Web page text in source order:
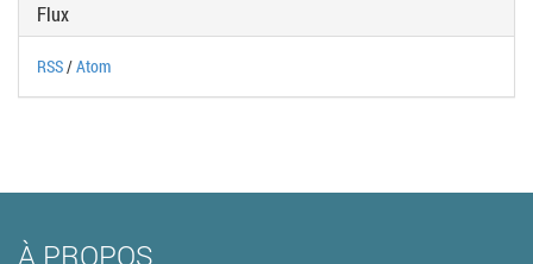
Flux
RSS/Atom
À PROPOS